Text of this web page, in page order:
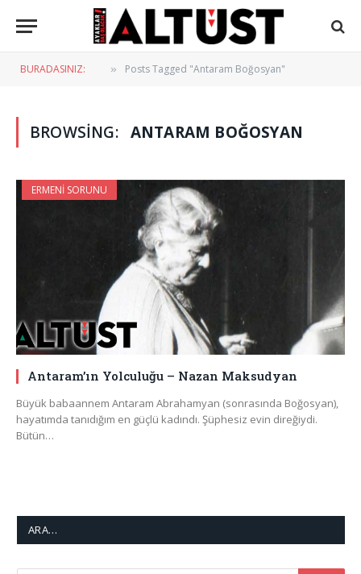
BURADASINIZ: » Posts Tagged "Antaram Boğosyan"
BROWSING: ANTARAM BOĞOSYAN
ERMENI SORUNU
Antaram’ın Yolculuğu – Nazan Maksudyan
Büyük babaannem Antaram Abrahamyan (sonrasında Boğosyan),
hayatımda tanıdığım en güçlü kadındı. Şüphesiz evin direğiydi.
Bütün…
ARA…